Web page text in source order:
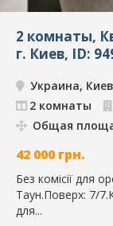
2 комнаты,
г. Киев, ID:
Украина,
2 комнаты
Общая
42 000 грн.
Без комісії для
Таун.Поверх: 7/
для...